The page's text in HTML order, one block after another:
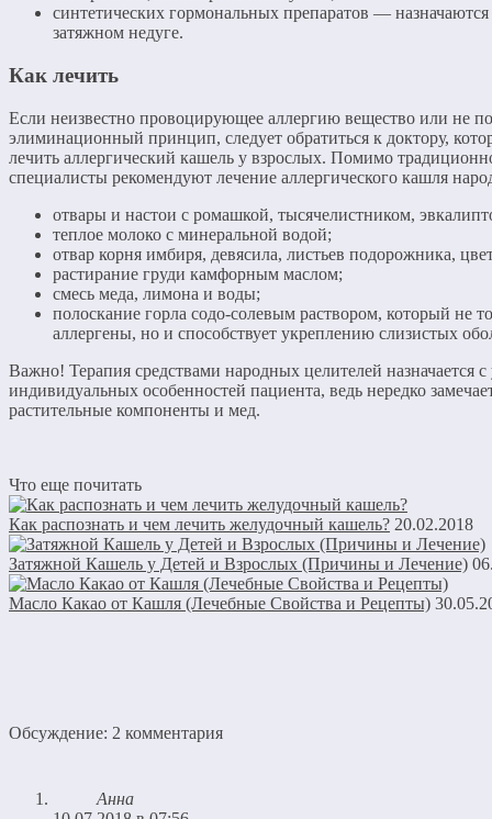
синтетических гормональных препаратов —
затяжном недуге.
Как лечить
Если неизвестно провоцирующее аллергию вещество или не
элиминационный принцип, следует обратиться к доктору,
лечить аллергический кашель у взрослых. Помимо
специалисты рекомендуют лечение аллергического кашля
отвары и настои с ромашкой, тысячелистником,
теплое молоко с минеральной водой;
отвар корня имбиря, девясила, листьев подорожника,
растирание груди камфорным маслом;
смесь меда, лимона и воды;
полоскание горла содо-солевым раствором, который не
аллергены, но и способствует укреплению слизистых
Важно! Терапия средствами народных целителей назначается с
индивидуальных особенностей пациента, ведь нередко
растительные компоненты и мед.
Что еще почитать
Как распознать и чем лечить желудочный кашель? 20.02.2018
Затяжной Кашель у Детей и Взрослых (Причины и Лечение)
Масло Какао от Кашля (Лечебные Свойства и Рецепты)
Обсуждение: 2 комментария
Анна